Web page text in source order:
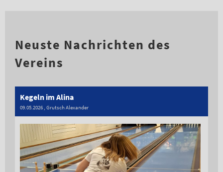
Neuste Nachrichten des
Vereins
Kegeln im Alina
09.05.2026 , Grutsch Alexander